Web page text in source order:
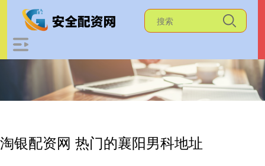
淘银配资网 热门的襄阳男科地址